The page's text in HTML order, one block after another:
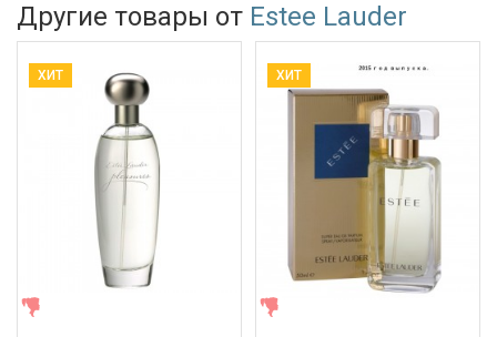
Другие товары от Estee Lauder
ХИТ ХИТ